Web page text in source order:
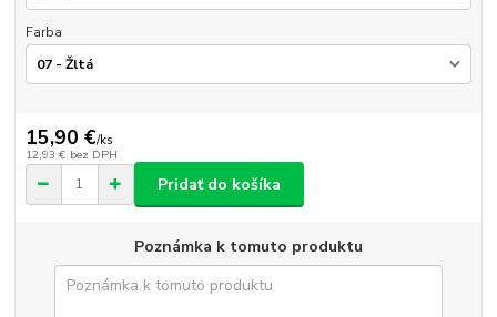
Farba
15,90 €/ks
12,93 € bez DPH
Pridať do košíka
Poznámka k tomuto produktu